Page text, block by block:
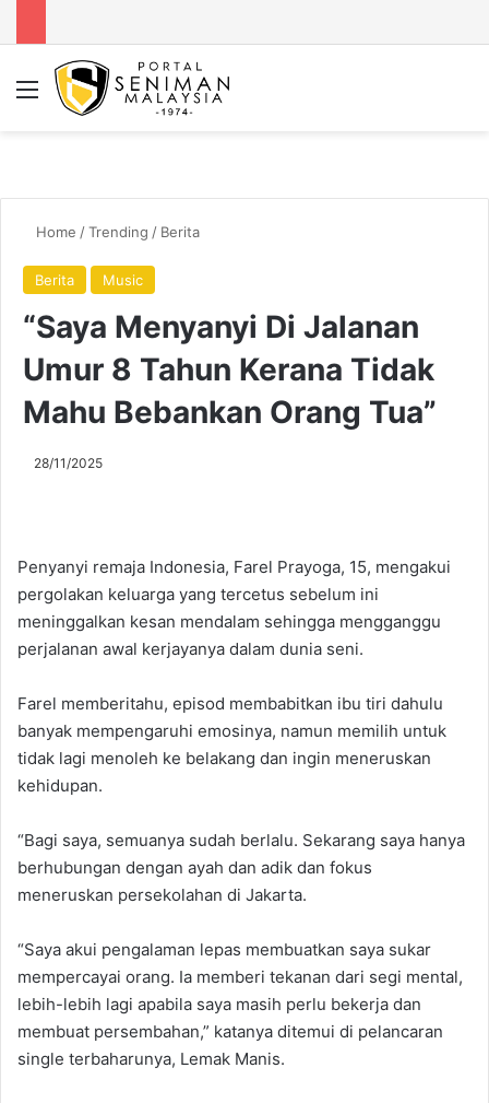
Menu
Home /Trending / Berita
Berita Music
“Saya Menyanyi Di Jalanan
Umur 8 Tahun Kerana Tidak
Mahu Bebankan Orang Tua”
28/11/2025
Penyanyi remaja Indonesia, Farel Prayoga, 15, mengakui
pergolakan keluarga yang tercetus sebelum ini
meninggalkan kesan mendalam sehingga mengganggu
perjalanan awal kerjayanya dalam dunia seni.
Farel memberitahu, episod membabitkan ibu tiri dahulu
banyak mempengaruhi emosinya, namun memilih untuk
tidak lagi menoleh ke belakang dan ingin meneruskan
kehidupan.
“Bagi saya, semuanya sudah berlalu. Sekarang saya hanya
berhubungan dengan ayah dan adik dan fokus
meneruskan persekolahan di Jakarta.
“Saya akui pengalaman lepas membuatkan saya sukar
mempercayai orang. Ia memberi tekanan dari segi mental,
lebih-lebih lagi apabila saya masih perlu bekerja dan
membuat persembahan,” katanya ditemui di pelancaran
single terbaharunya, Lemak Manis.